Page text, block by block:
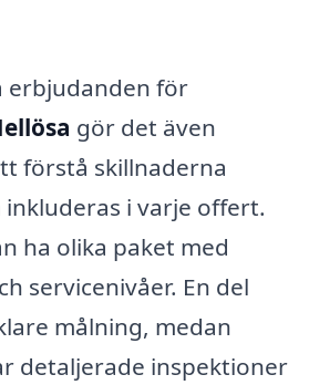
erbjudanden för
gör det även
förstå skillnaderna
inkluderas i varje offert.
ha olika paket med
servicenivåer. En del
målning, medan
detaljerade inspektioner